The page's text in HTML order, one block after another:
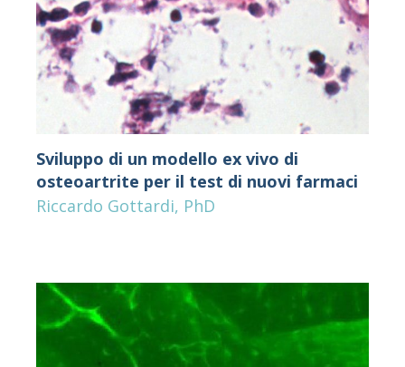
Sviluppo di un modello ex vivo di
osteoartrite per il test di nuovi farmaci
Riccardo Gottardi, PhD